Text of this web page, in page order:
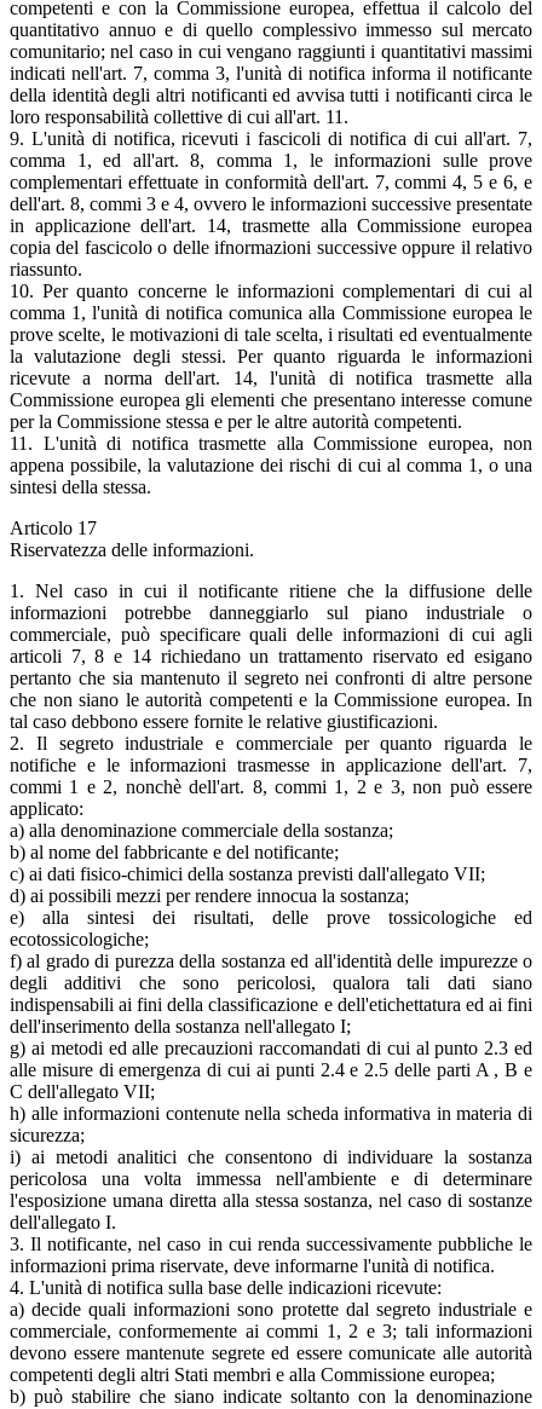
competenti e con la Commissione europea, effettua il calcolo del
quantitativo annuo e di quello complessivo immesso sul mercato
comunitario; nel caso in cui vengano raggiunti i quantitativi massimi
indicati nell'art. 7, comma 3, l'unità di notifica informa il notificante
della identità degli altri notificanti ed avvisa tutti i notificanti circa le
loro responsabilità collettive di cui all'art. 11.
9. L'unità di notifica, ricevuti i fascicoli di notifica di cui all'art. 7,
comma 1, ed all'art. 8, comma 1, le informazioni sulle prove
complementari effettuate in conformità dell'art. 7, commi 4, 5 e 6, e
dell'art. 8, commi 3 e 4, ovvero le informazioni successive presentate
in applicazione dell'art. 14, trasmette alla Commissione europea
copia del fascicolo o delle ifnormazioni successive oppure il relativo
riassunto.
10. Per quanto concerne le informazioni complementari di cui al
comma 1, l'unità di notifica comunica alla Commissione europea le
prove scelte, le motivazioni di tale scelta, i risultati ed eventualmente
la valutazione degli stessi. Per quanto riguarda le informazioni
ricevute a norma dell'art. 14, l'unità di notifica trasmette alla
Commissione europea gli elementi che presentano interesse comune
per la Commissione stessa e per le altre autorità competenti.
11. L'unità di notifica trasmette alla Commissione europea, non
appena possibile, la valutazione dei rischi di cui al comma 1, o una
sintesi della stessa.
Articolo 17
Riservatezza delle informazioni.
1. Nel caso in cui il notificante ritiene che la diffusione delle
informazioni potrebbe danneggiarlo sul piano industriale o
commerciale, può specificare quali delle informazioni di cui agli
articoli 7, 8 e 14 richiedano un trattamento riservato ed esigano
pertanto che sia mantenuto il segreto nei confronti di altre persone
che non siano le autorità competenti e la Commissione europea. In
tal caso debbono essere fornite le relative giustificazioni.
2. Il segreto industriale e commerciale per quanto riguarda le
notifiche e le informazioni trasmesse in applicazione dell'art. 7,
commi 1 e 2, nonchè dell'art. 8, commi 1, 2 e 3, non può essere
applicato:
a) alla denominazione commerciale della sostanza;
b) al nome del fabbricante e del notificante;
c) ai dati fisico-chimici della sostanza previsti dall'allegato VII;
d) ai possibili mezzi per rendere innocua la sostanza;
e) alla sintesi dei risultati, delle prove tossicologiche ed
ecotossicologiche;
f) al grado di purezza della sostanza ed all'identità delle impurezze o
degli additivi che sono pericolosi, qualora tali dati siano
indispensabili ai fini della classificazione e dell'etichettatura ed ai fini
dell'inserimento della sostanza nell'allegato I;
g) ai metodi ed alle precauzioni raccomandati di cui al punto 2.3 ed
alle misure di emergenza di cui ai punti 2.4 e 2.5 delle parti A , B e
C dell'allegato VII;
h) alle informazioni contenute nella scheda informativa in materia di
sicurezza;
i) ai metodi analitici che consentono di individuare la sostanza
pericolosa una volta immessa nell'ambiente e di determinare
l'esposizione umana diretta alla stessa sostanza, nel caso di sostanze
dell'allegato I.
3. Il notificante, nel caso in cui renda successivamente pubbliche le
informazioni prima riservate, deve informarne l'unità di notifica.
4. L'unità di notifica sulla base delle indicazioni ricevute:
a) decide quali informazioni sono protette dal segreto industriale e
commerciale, conformemente ai commi 1, 2 e 3; tali informazioni
devono essere mantenute segrete ed essere comunicate alle autorità
competenti degli altri Stati membri e alla Commissione europea;
b) può stabilire che siano indicate soltanto con la denominazione